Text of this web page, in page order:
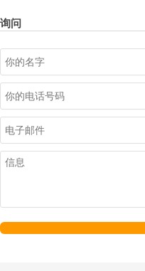
询问